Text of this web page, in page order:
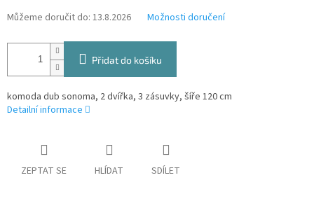
Můžeme doručit do: 13.8.2026 Možnosti doručení
Přidat do košíku
komoda dub sonoma, 2 dvířka, 3 zásuvky, šíře 120 cm
Detailní informace
ZEPTAT SE HLÍDAT SDÍLET